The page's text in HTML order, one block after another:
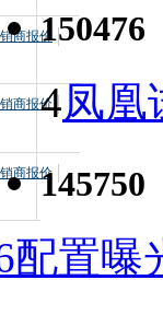
商报价
商报价
商报价
150476
4凤凰
145750
配置曝